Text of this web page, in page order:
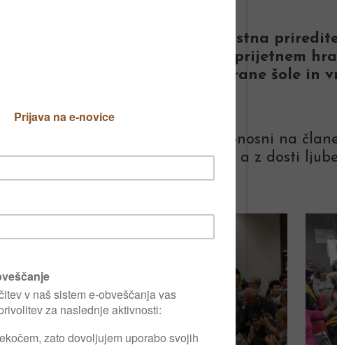
Gaia za leto 2018. Slavnostna
Dogodek se je odvijal v prijetnem
o vrtnarjenju izbrane šole in
zato smo toliko bolj ponosni na
včasih v nemogočih pogojih, a z dosti